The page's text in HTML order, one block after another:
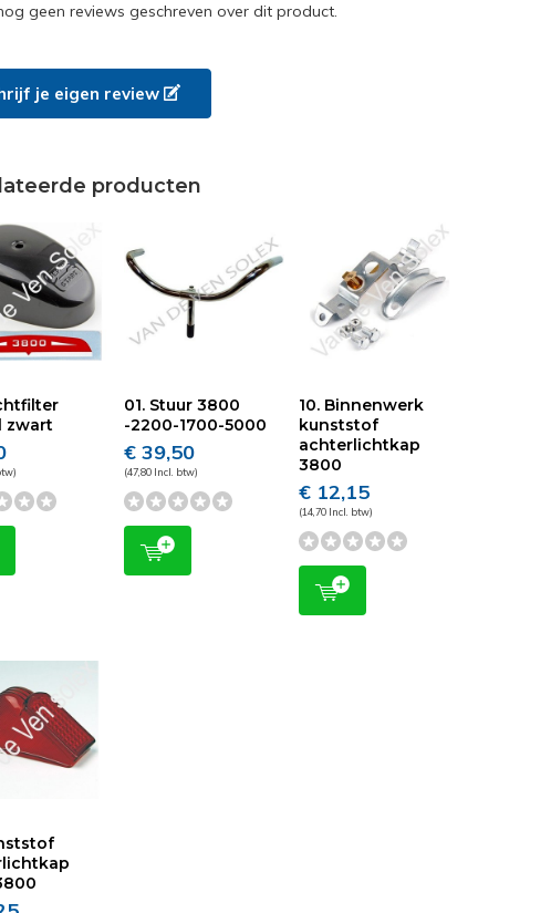
geen reviews geschreven over dit product.
je eigen review
producten
zwart
01. Stuur 3800
-2200-1700-5000
€ 39,50
(47,80 Incl. btw)
10. Binnenwerk
kunststof
achterlichtkap
3800
€ 12,15
(14,70 Incl. btw)